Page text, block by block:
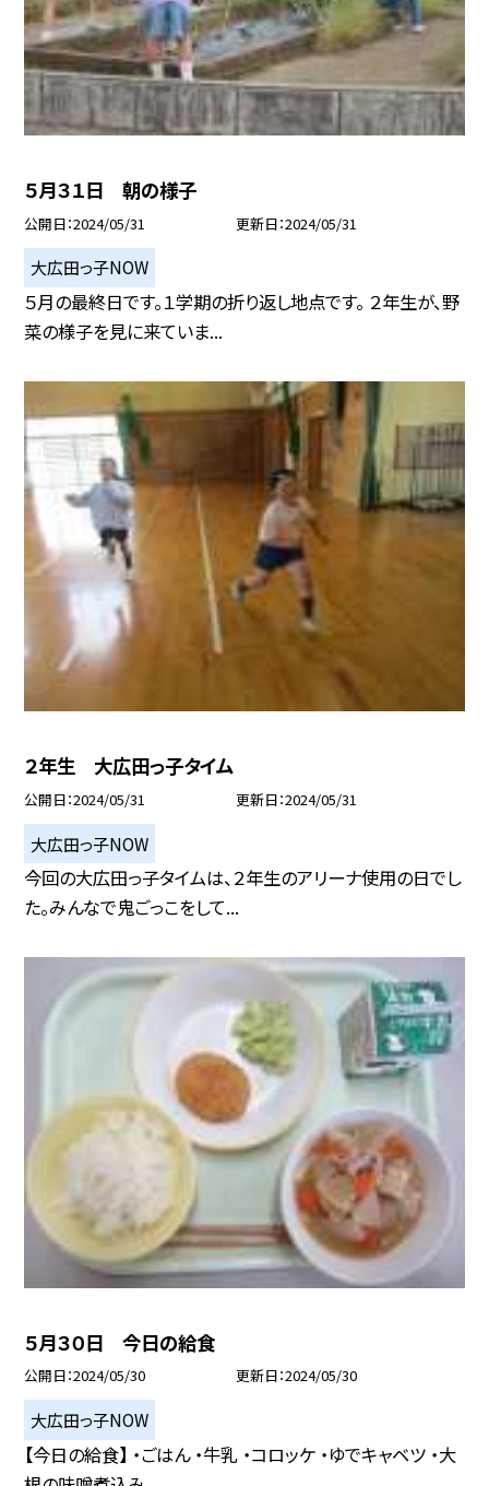
５月３１日 朝の様子
公開日 2024/05/31 更新日 2024/05/31
大広田っ子NOW
５月の最終日です。１学期の折り返し地点です。 ２年生が、野
菜の様子を見に来ていま...
２年生 大広田っ子タイム
公開日 2024/05/31 更新日 2024/05/31
大広田っ子NOW
今回の大広田っ子タイムは、２年生のアリーナ使用の日でし
た。みんなで鬼ごっこをして...
５月３０日 今日の給食
公開日 2024/05/30 更新日 2024/05/30
大広田っ子NOW
【今日の給食】 ・ごはん ・牛乳 ・コロッケ ・ゆでキャベツ ・大